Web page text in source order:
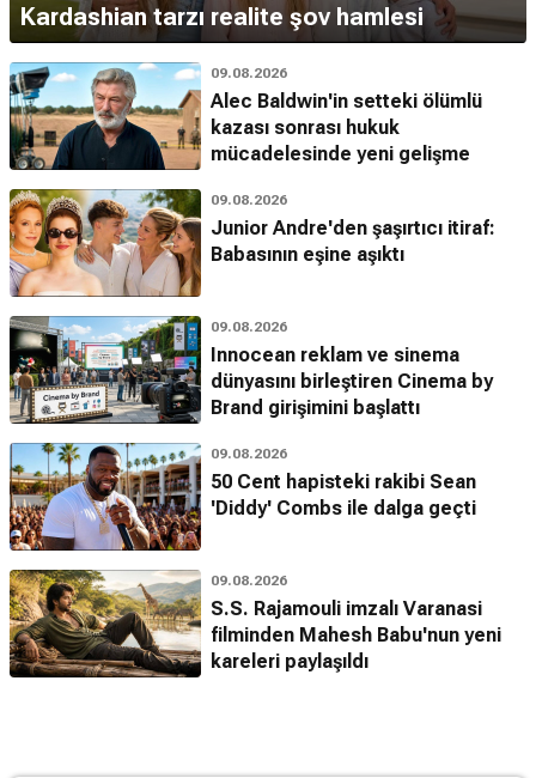
Kardashian tarzı realite şov hamlesi
09.08.2026
Alec Baldwin'in setteki ölümlü
kazası sonrası hukuk
mücadelesinde yeni gelişme
09.08.2026
Junior Andre'den şaşırtıcı itiraf:
Babasının eşine aşıktı
09.08.2026
Innocean reklam ve sinema
dünyasını birleştiren Cinema by
Brand girişimini başlattı
09.08.2026
50 Cent hapisteki rakibi Sean
'Diddy' Combs ile dalga geçti
09.08.2026
S.S. Rajamouli imzalı Varanasi
filminden Mahesh Babu'nun yeni
kareleri paylaşıldı